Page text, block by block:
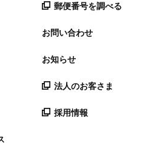
郵便番号を調べる
お問い合わせ
お知らせ
法人のお客さま
採用情報